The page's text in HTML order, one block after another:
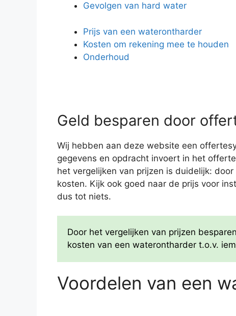
Gevolgen van hard water
Prijs van een waterontharder
Kosten om rekening mee te houden
Onderhoud
Geld besparen door
Wij hebben aan deze website een
gegevens en opdracht invoert in het
het vergelijken van prijzen is duidelijk:
kosten. Kijk ook goed naar de prijs voor
dus tot niets.
Door het vergelijken van prijzen
kosten van een waterontharder t.o.v.
Voordelen van een